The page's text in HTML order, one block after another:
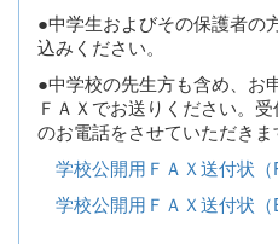
●中学生およびその保護者の
込みください。
●中学校の先生方も含め、お
ＦＡＸでお送りください。
のお電話をさせていただきま
学校公開用ＦＡＸ送付状
学校公開用ＦＡＸ送付状（